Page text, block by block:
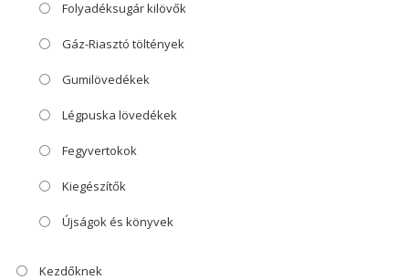
Folyadéksugár kilövők
Gáz-Riasztó töltények
Gumilövedékek
Légpuska lövedékek
Fegyvertokok
Kiegészítők
Újságok és könyvek
Kezdőknek